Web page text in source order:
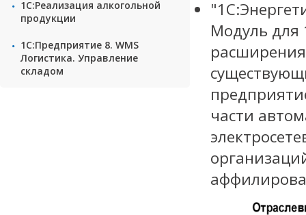
1С:Реализация алкогольной
продукции
1С:Предприятие 8. WMS
Логистика. Управление
складом
Модуль для
части